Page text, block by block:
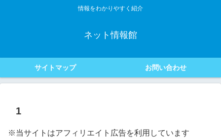
情報をわかりやすく紹介
ネット情報館
サイトマップ お問い合わせ
1
※当サイトはアフィリエイト広告を利用しています